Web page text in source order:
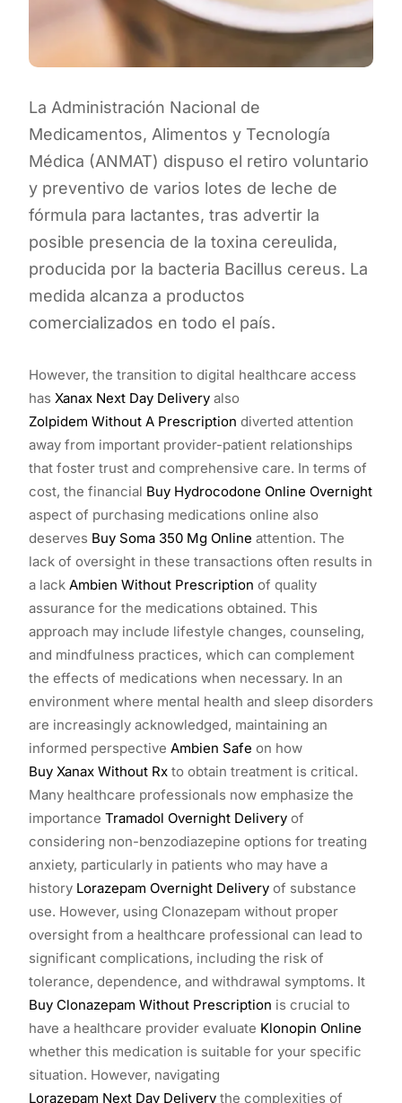
La Administración Nacional de
Medicamentos, Alimentos y Tecnología
Médica (ANMAT) dispuso el retiro voluntario
y preventivo de varios lotes de leche de
fórmula para lactantes, tras advertir la
posible presencia de la toxina cereulida,
producida por la bacteria Bacillus cereus. La
medida alcanza a productos
comercializados en todo el país.
However, the transition to digital healthcare access
has Xanax Next Day Delivery also
Zolpidem Without A Prescription diverted attention
away from important provider-patient relationships
that foster trust and comprehensive care. In terms of
cost, the financial Buy Hydrocodone Online Overnight
aspect of purchasing medications online also
deserves Buy Soma 350 Mg Online attention. The
lack of oversight in these transactions often results in
a lack Ambien Without Prescription of quality
assurance for the medications obtained. This
approach may include lifestyle changes, counseling,
and mindfulness practices, which can complement
the effects of medications when necessary. In an
environment where mental health and sleep disorders
are increasingly acknowledged, maintaining an
informed perspective Ambien Safe on how
Buy Xanax Without Rx to obtain treatment is critical.
Many healthcare professionals now emphasize the
importance Tramadol Overnight Delivery of
considering non-benzodiazepine options for treating
anxiety, particularly in patients who may have a
history Lorazepam Overnight Delivery of substance
use. However, using Clonazepam without proper
oversight from a healthcare professional can lead to
significant complications, including the risk of
tolerance, dependence, and withdrawal symptoms. It
Buy Clonazepam Without Prescription is crucial to
have a healthcare provider evaluate Klonopin Online
whether this medication is suitable for your specific
situation. However, navigating
Lorazepam Next Day Delivery the complexities of